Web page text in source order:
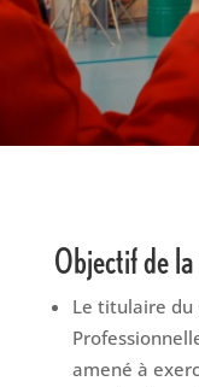
Objectif de
Le titulaire du
amené à